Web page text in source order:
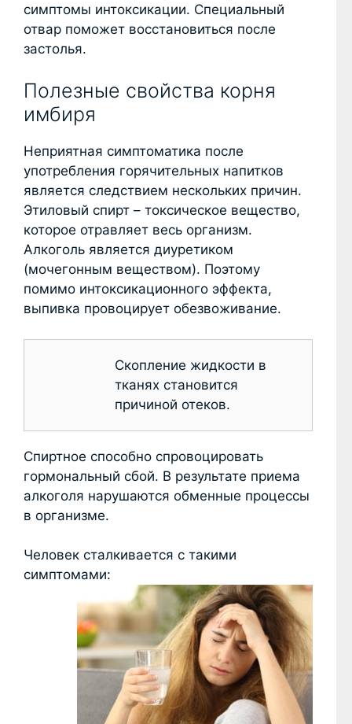
симптомы интоксикации. Специальный
отвар поможет восстановиться после
застолья.
Полезные свойства корня
имбиря
Неприятная симптоматика после
употребления горячительных напитков
является следствием нескольких причин.
Этиловый спирт – токсическое вещество,
которое отравляет весь организм.
Алкоголь является диуретиком
(мочегонным веществом). Поэтому
помимо интоксикационного эффекта,
выпивка провоцирует обезвоживание.
Скопление жидкости в
тканях становится
причиной отеков.
Спиртное способно спровоцировать
гормональный сбой. В результате приема
алкоголя нарушаются обменные процессы
в организме.
Человек сталкивается с такими
симптомами: